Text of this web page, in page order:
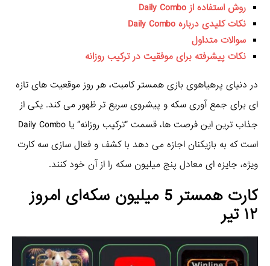
روش استفاده از Daily Combo
نکات کلیدی درباره Daily Combo
سوالات متداول
نکات پیشرفته برای موفقیت در ترکیب روزانه
در دنیای پرهیاهوی بازی همستر کامبت، هر روز موقعیت‌ های تازه‌
ای برای جمع‌ آوری سکه و پیشروی سریع‌ تر ظهور می‌ کند. یکی از
جذاب‌ ترین این فرصت‌ ها، قسمت “ترکیب روزانه” یا Daily Combo
است که به بازیکنان اجازه می‌ دهد با کشف و فعال‌ سازی سه کارت
ویژه، جایزه‌ ای معادل پنج میلیون سکه را از آن خود کنند.
کارت همستر 5 میلیون سکه‌ای امروز
۱۲ تیر